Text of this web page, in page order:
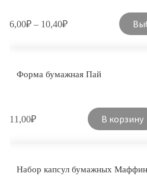
6,00₽ – 10,40₽
Форма бумажная Пай
11,00₽ В корзину
Набор капсул бумажных